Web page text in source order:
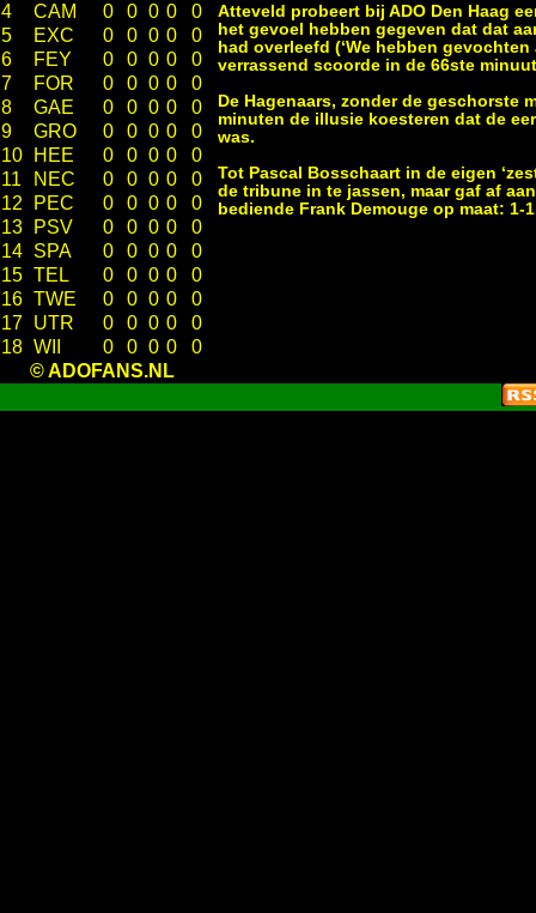
4
CAM 0 0 0 0
0
5
EXC 0 0 0 0
0
6
FEY 0 0 0 0
0
7
FOR 0 0 0 0
0
8
GAE 0 0 0 0
0
9
GRO 0 0 0 0
0
10
HEE 0 0 0 0
0
11
NEC 0 0 0 0
0
12
PEC 0 0 0 0
0
13
PSV 0 0 0 0
0
14 SPA 0 0 0 0
0
15 TEL 0 0 0 0
0
16 TWE 0 0 0 0
0
17 UTR 0 0 0 0
0
18 WII 0 0 0 0
0
© ADOFANS.NL
Atteveld probeert bij ADO Den Haag
het gevoel hebben gegeven dat dat
had overleefd (‘We hebben
verrassend scoorde in de 66ste
De Hagenaars, zonder de geschorste
minuten de illusie koesteren dat de
was.
Tot Pascal Bosschaart in de eigen
de tribune in te jassen, maar gaf af
bediende Frank Demouge op maat: 1-